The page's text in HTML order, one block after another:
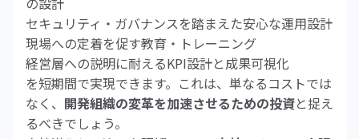
セキュリティ・ガバナンスを踏まえた安心な運用設計
現場への定着を促す教育・トレーニング
経営層への説明に耐えるKPI設計と成果可視化
を短期間で実現できます。これは、単なるコストでは
なく、 開発組織の変革を加速させるための投資と捉え
るべきでしょう。